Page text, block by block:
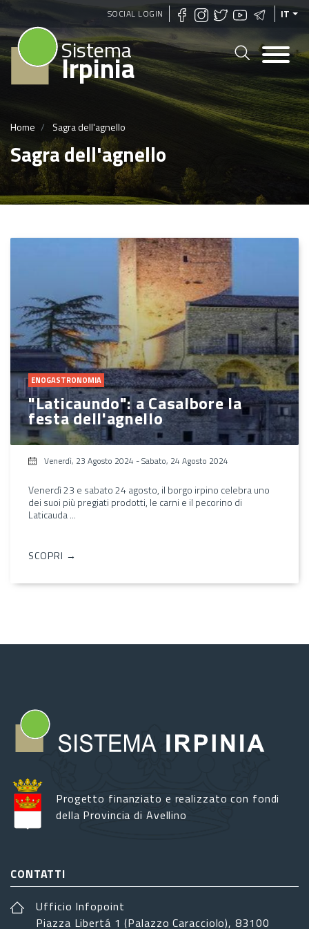
Salta
al
contenuto
principale
SOCIAL LOGIN IT
Sistema
Irpinia
Home Sagra dell'agnello
Sagra dell'agnello
ENOGASTRONOMIA
"Laticaundo": a Casalbore la
festa dell'agnello
Venerdì, 23 Agosto 2024 -Sabato, 24 Agosto 2024
Venerdì 23 e sabato 24 agosto, il borgo irpino celebra uno
dei suoi più pregiati prodotti, le carni e il pecorino di
Laticauda ...
SCOPRI →
Progetto finanziato e realizzato con fondi
della Provincia di Avellino
CONTATTI
Ufficio Infopoint
Piazza Libertá 1 (Palazzo Caracciolo), 83100